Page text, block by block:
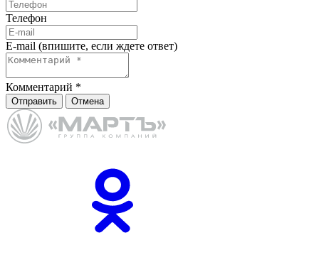
Телефон
E-mail (впишите, если ждете ответ)
Комментарий *
Отправить Отмена